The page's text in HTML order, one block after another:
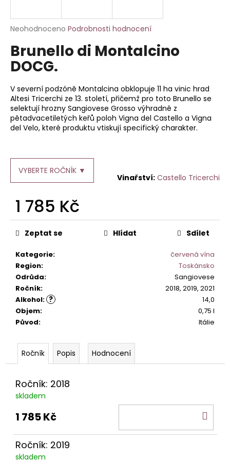
Průměrné
produktu
je
0,0
5
hvězdiček.
Neohodnoceno Podrobnosti hodnocení
Brunello di Montalcino
DOCG.
V severní podzóně Montalcina obklopuje 11 ha vinic hrad
Altesi Tricerchi ze 13. století, přičemž pro toto Brunello se
selektují hrozny Sangiovese Grosso výhradně z
pětadvacetiletých keřů poloh Vigna del Castello a Vigna
del Velo, které produktu vtiskují specifický charakter.
VYBERTE ROČNÍK ▼
Castello Tricerchi
1 785 Kč
Měrná
cena:
Kategorie:
červená vína
Region:
Toskánsko
Odrůda:
Sangiovese
Ročník: 2018, 2019, 2021
?
Alkohol:
14,0
Objem:
0,75 l
Původ: Itálie
Zeptat se Hlídat Sdílet
Popis Hodnocení
Ročník: 2018
skladem
1 785 Kč
Ročník: 2019
skladem
j
t
?
HLEDAT
p
o
u
č
e
m
e
PROSECCO
DI
SUPERIORE
ELEVANTUM
DOCG.
Kč